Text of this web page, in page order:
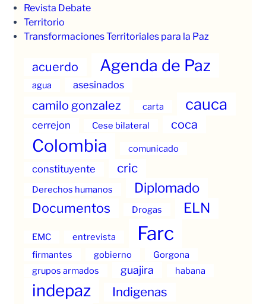
Revista Debate
Territorio
Transformaciones Territoriales para la Paz
acuerdo Agenda de Paz
agua asesinados
camilo gonzalez carta cauca
cerrejon Cese bilateral coca
Colombia comunicado
constituyente cric
Derechos humanos Diplomado
Documentos Drogas ELN
EMC entrevista Farc
firmantes gobierno
Gorgona
grupos armados
guajira habana
indepaz Indigenas